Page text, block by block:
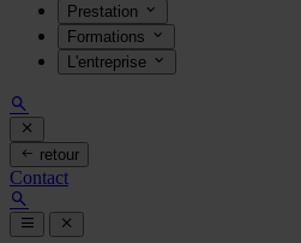
Prestation
Formations
L'entreprise
retour
Contact